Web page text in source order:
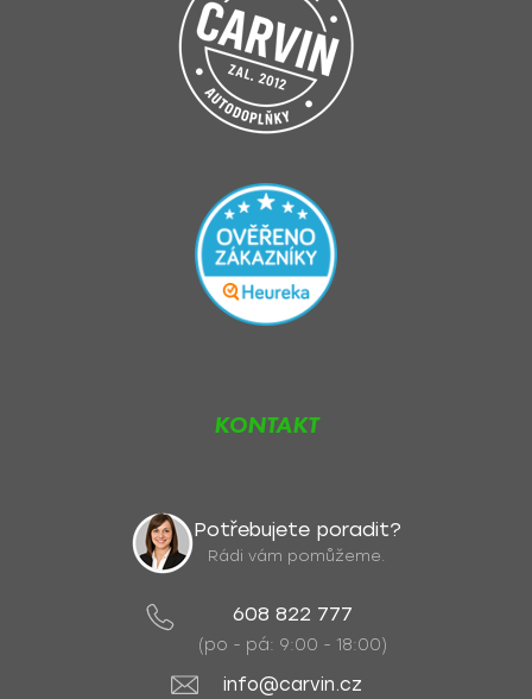
KONTAKT
Potřebujete poradit?
Rádi vám pomůžeme.
608 822 777
(po - pá: 9:00 - 18:00)
info@carvin.cz